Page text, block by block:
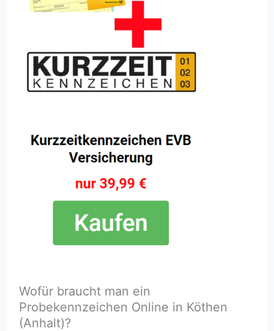
Wofür braucht man ein
Probekennzeichen Online in Köthen
(Anhalt)?